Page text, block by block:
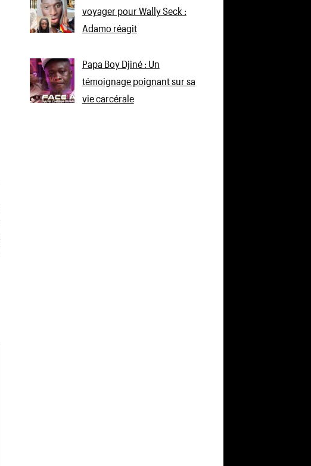
voyager pour Wally Seck :
Adamo réagit
Papa Boy Djiné : Un
témoignage poignant sur sa
vie carcérale